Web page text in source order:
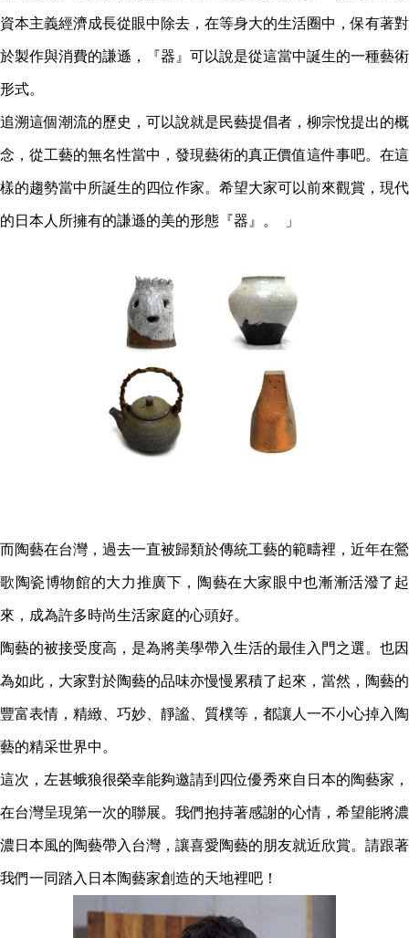
資本主義經濟成長從眼中除去，在等身大的生活圈中，保有著對
於製作與消費的謙遜，『器』可以說是從這當中誕生的一種藝術
形式。
追溯這個潮流的歷史，可以說就是民藝提倡者，柳宗悅提出的概
念，從工藝的無名性當中，發現藝術的真正價值這件事吧。在這
樣的趨勢當中所誕生的四位作家。希望大家可以前來觀賞，現代
的日本人所擁有的謙遜的美的形態『器』。 」
而陶藝在台灣，過去一直被歸類於傳統工藝的範疇裡，近年在鶯
歌陶瓷博物館的大力推廣下，陶藝在大家眼中也漸漸活潑了起
來，成為許多時尚生活家庭的心頭好。
陶藝的被接受度高，是為將美學帶入生活的最佳入門之選。也因
為如此，大家對於陶藝的品味亦慢慢累積了起來，當然，陶藝的
豐富表情，精緻、巧妙、靜謐、質樸等，都讓人一不小心掉入陶
藝的精采世界中。
這次，左甚蛾狼很榮幸能夠邀請到四位優秀來自日本的陶藝家，
在台灣呈現第一次的聯展。我們抱持著感謝的心情，希望能將濃
濃日本風的陶藝帶入台灣，讓喜愛陶藝的朋友就近欣賞。請跟著
我們一同踏入日本陶藝家創造的天地裡吧！